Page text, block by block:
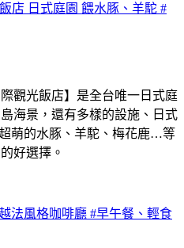
店 日式庭園 餵水豚、羊駝 #
觀光飯店】是全台唯一日式庭
海景，還有多樣的設施、日式
萌的水豚、羊駝、梅花鹿…等
好選擇。
法風格咖啡廳 #早午餐、輕食